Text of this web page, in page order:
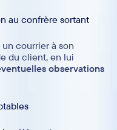
au confrère sortant
courrier à son
du client, en lui
observations